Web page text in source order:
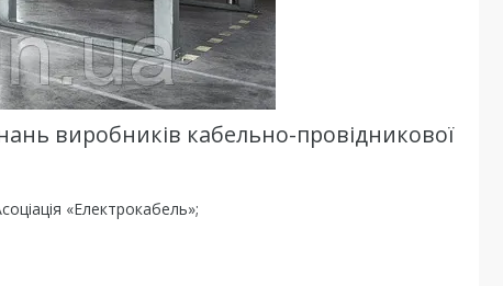
виробників кабельно-провідникової
«Електрокабель»;